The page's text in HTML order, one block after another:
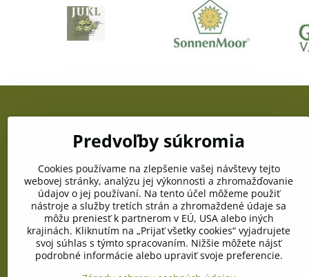
Obchodné podmienky
Reklamačné podmienky
Ochrana osobných údajov
Pravidlá cookies
OZC
gen.
Telefón:
+421 903
E-mail:
Predvoľby súkromia
Cookies používame na zlepšenie vašej návštevy tejto
webovej stránky, analýzu jej výkonnosti a zhromažďovanie
údajov o jej používaní. Na tento účel môžeme použiť
nástroje a služby tretích strán a zhromaždené údaje sa
môžu preniesť k partnerom v EÚ, USA alebo iných
krajinách. Kliknutím na „Prijať všetky cookies“ vyjadrujete
svoj súhlas s týmto spracovaním. Nižšie môžete nájsť
podrobné informácie alebo upraviť svoje preferencie.